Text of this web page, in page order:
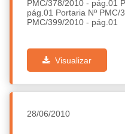
PMC/378/2010 - pág.01
pág.01 Portaria Nº PMC/
PMC/399/2010 - pág.01
Visualizar
28/06/2010